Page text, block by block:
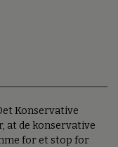
Konservative
at de konservative
for et stop for